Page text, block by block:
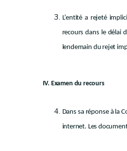
L’entité a rejeté
recours dans le délai
lendemain du rejet
IV. Examen du recours
Dans sa réponse à la
internet. Les